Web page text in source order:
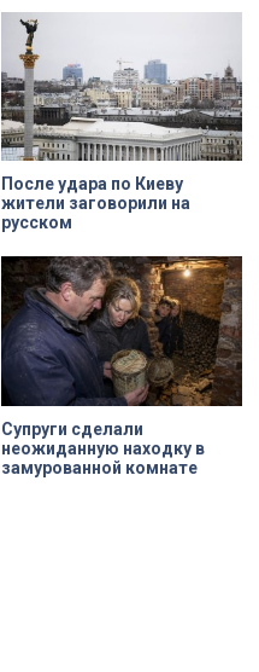
После удара по Киеву
жители заговорили на
русском
Супруги сделали
неожиданную находку в
замурованной комнате